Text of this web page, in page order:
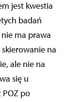
jest kwestia
badań
ma prawa
na
ale nie na
się u
po